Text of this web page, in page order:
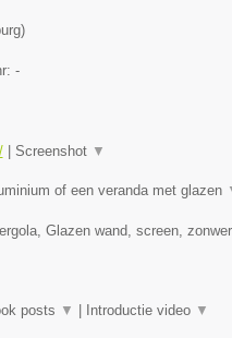
)
-
| Screenshot ▼
of een veranda met glazen
Glazen wand, screen,
posts ▼ Introductie video ▼